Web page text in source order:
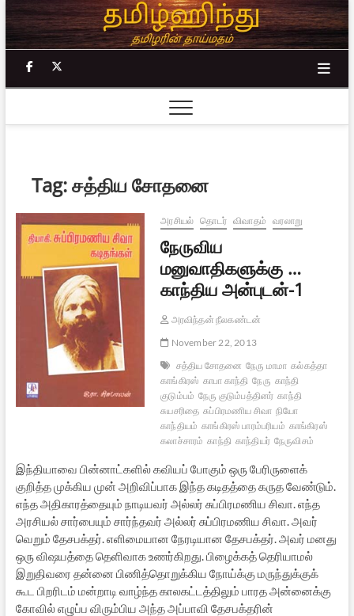
Skip
to
content
facebook
Tag:சத்திய சோதனை
அரசியல் தொடர் விவாதம் வரலாறு
நேருவிய
மனுவாதிகளுக்கு …
காந்திய அன்புடன்-1
அரவிந்தன் நீலகண்டன்
November 22, 2013
சத்திய சோதனை நேரு மாமா கல்கத்தா
காங்கிரஸ் காபா காந்தி நேரு காந்தி
குடும்பம் நேரு குடும்பத்தினர் காந்தி
சுயசரிதை சுப்பிரமணிய சிவா நியோ
காந்தியம் காங்கிரஸ் பாரம்பரியம் காங்கிரஸ்
கலாச்சாரம் காந்தி காந்தியர் நேருவிசம்
இந்தியாவை பின்னாட்களில் கவியப் போகும் ஒரு பேரிருளைக்
குறித்த முக்கிய முன் அறிவிப்பாக இந்த கடிதத்தை கருத வேண்டும்.
எந்த அதிகாரத்தையும் நாடியவர் அல்லர் சுப்பிரமணிய சிவா. எந்த
அரசியல் சார்பையும் சார்ந்தவர் அல்லர் சுப்பிரமணிய சிவா. அவர்
வெறும் தேசபக்தர். எளிமையான நேரடியான தேசபக்தர். அவர் மனது
ஒரு விஷயத்தை தெளிவாக உணர்கிறது. பிழைக்கத் தெரியாமல்
இறுதிவரை தன்னை பிணித்தொறுக்கிய நோய்க்கு மருந்துக்குக்
கூட பிறரிடம் மன்றாடி வாழ்ந்த காலகட்டத்திலும் பாரத அன்னைக்கு
கோவில் எழுப்ப விரும்பிய அந்த அப்பாவி தேசபக்தரின்